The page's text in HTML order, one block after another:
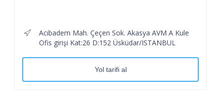
Acıbadem Mah. Çeçen Sok. Akasya AVM A Kule
Ofis girişi Kat:26 D:152 Üsküdar/ISTANBUL
Yol tarifi al